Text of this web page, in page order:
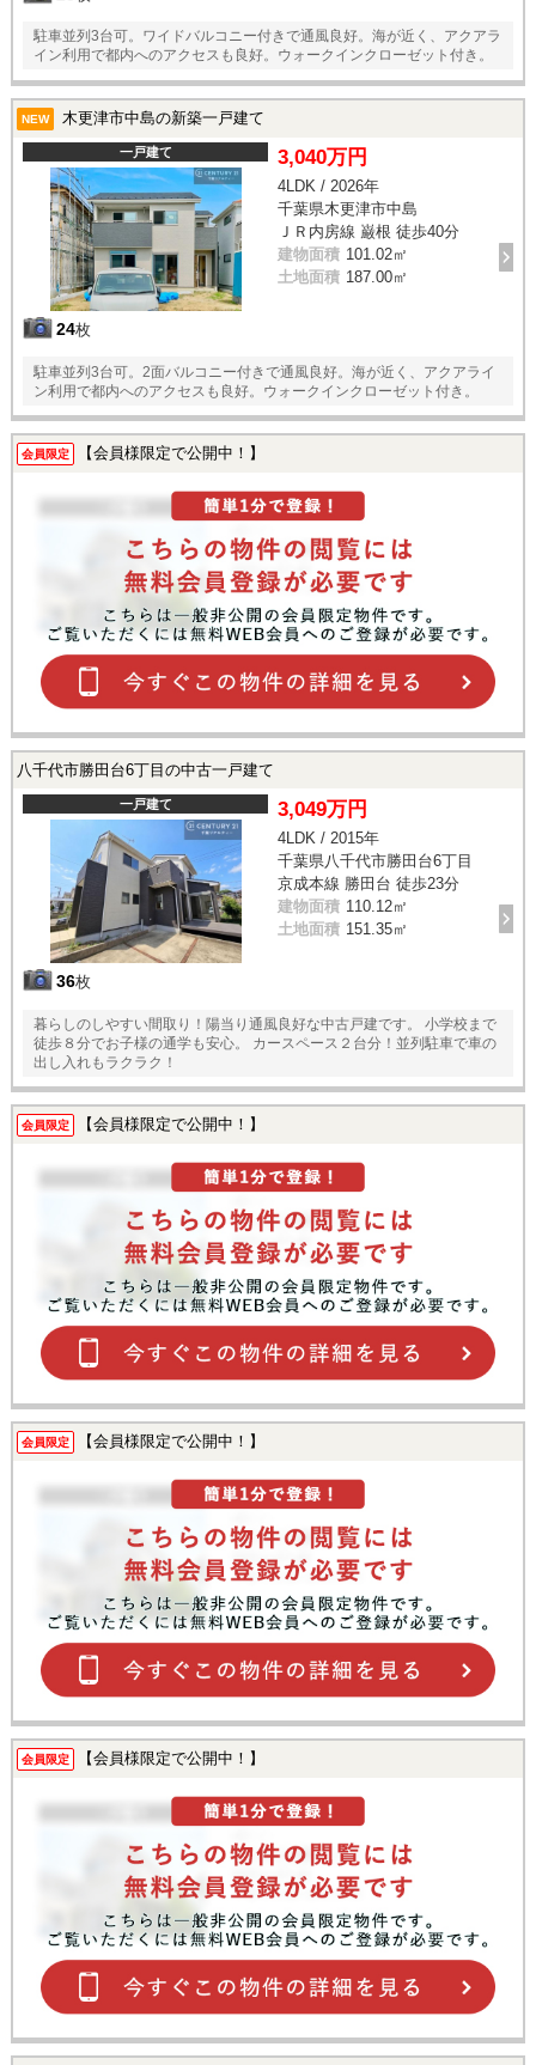
駐車並列3台可。ワイドバルコニー付きで通風良好。海が近く、アクアラ
イン利用で都内へのアクセスも良好。ウォークインクローゼット付き。
NEW 木更津市中島の新築一戸建て
一戸建て
24枚
3,040万円
4LDK / 2026年
千葉県木更津市中島
ＪＲ内房線 巌根 徒歩40分
建物面積 101.02㎡
土地面積 187.00㎡
駐車並列3台可。2面バルコニー付きで通風良好。海が近く、アクアライ
ン利用で都内へのアクセスも良好。ウォークインクローゼット付き。
会員限定 【会員様限定で公開中！】
八千代市勝田台6丁目の中古一戸建て
一戸建て
36枚
3,049万円
4LDK / 2015年
千葉県八千代市勝田台6丁目
京成本線 勝田台 徒歩23分
建物面積 110.12㎡
土地面積 151.35㎡
暮らしのしやすい間取り！陽当り通風良好な中古戸建です。 小学校まで
徒歩８分でお子様の通学も安心。 カースペース２台分！並列駐車で車の
出し入れもラクラク！
会員限定 【会員様限定で公開中！】
会員限定 【会員様限定で公開中！】
会員限定 【会員様限定で公開中！】